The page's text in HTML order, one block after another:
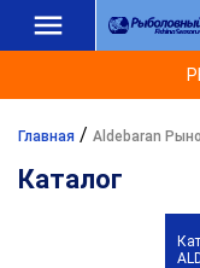
Главная / Aldebaran
Каталог